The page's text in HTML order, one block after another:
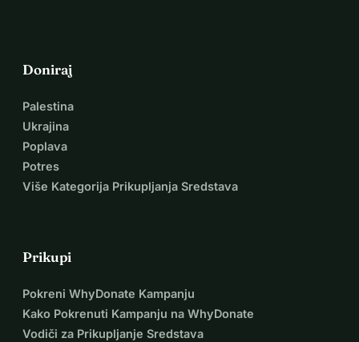
Doniraj
Palestina
Ukrajina
Poplava
Potres
Više Kategorija Prikupljanja Sredstava
Prikupi
Pokreni WhyDonate Kampanju
Kako Pokrenuti Kampanju na WhyDonate
Vodiči za Prikupljanje Sredstava